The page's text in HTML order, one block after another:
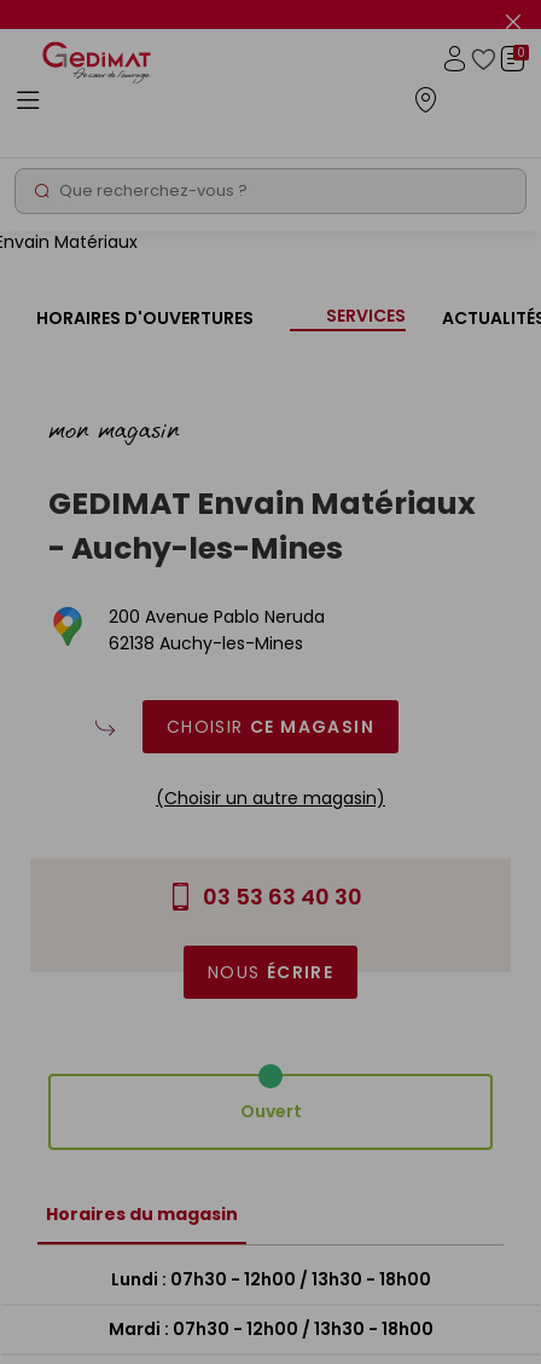
le
info
Rechercher
0
HORAIRES D'OUVERTURES SERVICES
mon magasin
GEDIMAT Envain Matériaux
- Auchy-les-Mines
200 Avenue Pablo Neruda
62138 Auchy-les-Mines
CHOISIR CE MAGASIN
(Choisir un autre magasin)
03 53 63 40 30
NOUS ÉCRIRE
Ouvert
horaires du magasin
Lundi : 07h30 - 12h00 / 13h30 - 18h00
Mardi : 07h30 - 12h00 / 13h30 - 18h00